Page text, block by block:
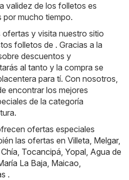
validez de los folletos es
por mucho tiempo.
ofertas y visita nuestro sitio
folletos de . Gracias a la
descuentos y
al tanto y la compra se
para tí. Con nosotros,
encontrar los mejores
de la categoría
ofertas especiales
las ofertas en Villeta, Melgar,
Chía, Tocancipá, Yopal, Agua de
La Baja, Maicao,
.